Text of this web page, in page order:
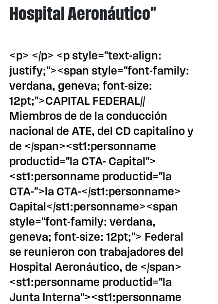
Hospital Aeronáutico"
<p> </p> <p style="text-align:
justify;"><span style="font-family:
verdana, geneva; font-size:
12pt;">CAPITAL FEDERAL//
Miembros de de la conducción
nacional de ATE, del CD capitalino y
de </span><st1:personname
productid="la CTA- Capital">
<st1:personname productid="la
CTA-">la CTA-</st1:personname>
Capital</st1:personname><span
style="font-family: verdana,
geneva; font-size: 12pt;"> Federal
se reunieron con trabajadores del
Hospital Aeronáutico, de </span>
<st1:personname productid="la
Junta Interna"><st1:personname